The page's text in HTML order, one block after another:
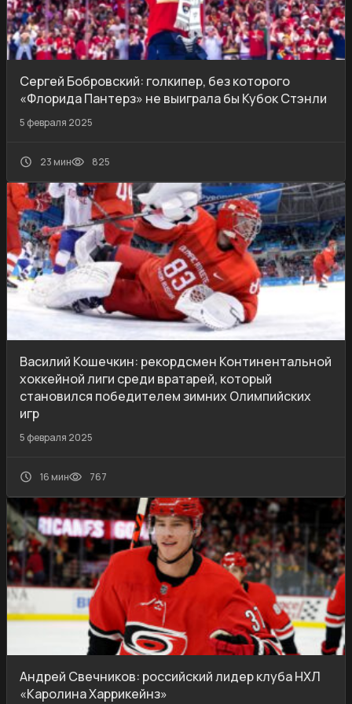
Сергей Бобровский: голкипер, без которого
«Флорида Пантерз» не выиграла бы Кубок Стэнли
5 февраля 2025
23 мин 825
Василий Кошечкин: рекордсмен Континентальной
хоккейной лиги среди вратарей, который
становился победителем зимних Олимпийских
игр
5 февраля 2025
16 мин 767
Андрей Свечников: российский лидер клуба НХЛ
«Каролина Харрикейнз»